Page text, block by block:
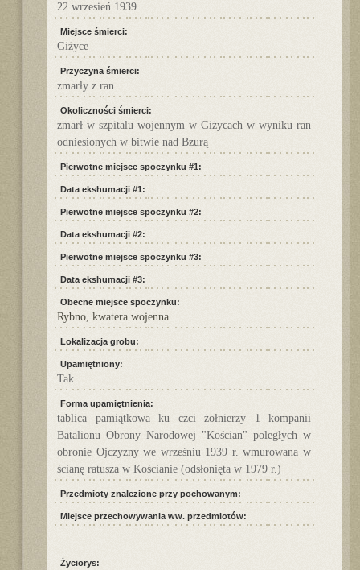
22 wrzesień 1939
Miejsce śmierci:
Giżyce
Przyczyna śmierci:
zmarły z ran
Okoliczności śmierci:
zmarł w szpitalu wojennym w Giżycach w wyniku ran
odniesionych w bitwie nad Bzurą
Pierwotne miejsce spoczynku #1:
Data ekshumacji #1:
Pierwotne miejsce spoczynku #2:
Data ekshumacji #2:
Pierwotne miejsce spoczynku #3:
Data ekshumacji #3:
Obecne miejsce spoczynku:
Rybno, kwatera wojenna
Lokalizacja grobu:
Upamiętniony:
Tak
Forma upamiętnienia:
tablica pamiątkowa ku czci żołnierzy 1 kompanii
Batalionu Obrony Narodowej "Kościan" poległych w
obronie Ojczyzny we wrześniu 1939 r. wmurowana w
ścianę ratusza w Kościanie (odsłonięta w 1979 r.)
Przedmioty znalezione przy pochowanym:
Miejsce przechowywania ww. przedmiotów:
Życiorys: